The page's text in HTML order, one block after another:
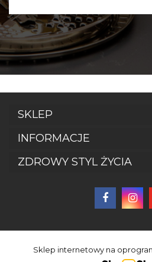
SKLEP
INFORMACJE
ZDROWY STYL ŻYCIA
Sklep internetowy na